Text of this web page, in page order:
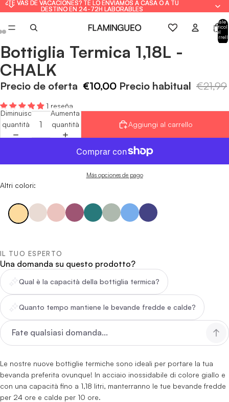
¿TE VAS DE VACACIONES? TE LO ENVIAMOS A CASA O A TU
DESTINO EN 24-72H LABORABLES
¿TE VAS DE VACACIONES? TE LO ENVIAMOS A CASA O A TU
DESTINO EN 24-72H LABORABLES
Totale
articoli
nel
Apri
immagine
a
schermo
Apri
immagine
a
schermo
Apri
immagine
a
schermo
Bottiglia Termica 1,18L -
CHALK
Precio de oferta €10,00 Precio habitual €21,99
1 reseña
Diminuisci
quantità
Aumenta
quantità
Aggiungi al carrello
Más opciones de pago
Altri colori:
IL TUO ESPERTO
Una domanda su questo prodotto?
Qual è la capacità della bottiglia termica?
Quanto tempo mantiene le bevande fredde e calde?
Le nostre nuove bottiglie termiche sono ideali per portare la tua
bevanda preferita ovunque! In acciaio inossidabile di colore giallo e
con una capacità fino a 1,18 litri, manterranno le tue bevande fredde
per 24 ore e calde per 10 ore.